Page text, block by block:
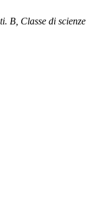
B, Classe di scienze